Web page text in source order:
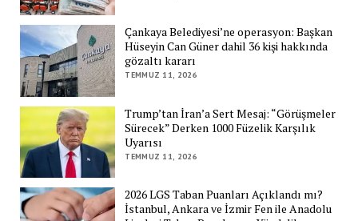
Çankaya Belediyesi’ne operasyon: Başkan
Hüseyin Can Güner dahil 36 kişi hakkında
gözaltı kararı
TEMMUZ 11, 2026
Trump’tan İran’a Sert Mesaj: “Görüşmeler
Sürecek” Derken 1000 Füzelik Karşılık
Uyarısı
TEMMUZ 11, 2026
2026 LGS Taban Puanları Açıklandı mı?
İstanbul, Ankara ve İzmir Fen ile Anadolu